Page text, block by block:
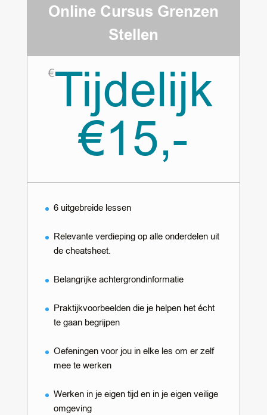
Online Cursus Grenzen
Stellen
€Tijdelijk
€15,-
6 uitgebreide lessen
Relevante verdieping op alle onderdelen uit
de cheatsheet.
Belangrijke achtergrondinformatie
Praktijkvoorbeelden die je helpen het écht
te gaan begrijpen
Oefeningen voor jou in elke les om er zelf
mee te werken
Werken in je eigen tijd en in je eigen veilige
omgeving